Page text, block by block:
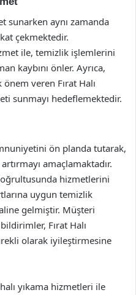
sunarken aynı zamanda
çekmektedir.
ile, temizlik işlemlerini
kaybını önler. Ayrıca,
veren Fırat Halı
sunmayı hedeflemektedir.
ön planda tutarak,
amaçlamaktadır.
hizmetlerini
uygun temizlik
gelmiştir. Müşteri
Fırat Halı
olarak iyileştirmesine
yıkama hizmetleri ile